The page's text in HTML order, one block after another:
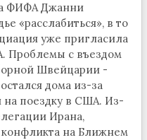
ФИФА Джанни
«расслабиться», в то
уже пригласила
Проблемы с въездом
Швейцарии -
дома из-за
на поездку в США. Из-
Ирана,
на Ближнем